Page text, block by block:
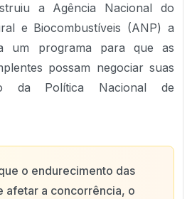
a Agência Nacional do
e Biocombustíveis (ANP) a
um programa para que as
possam negociar suas
da Política Nacional de
o endurecimento das
afetar a concorrência, o